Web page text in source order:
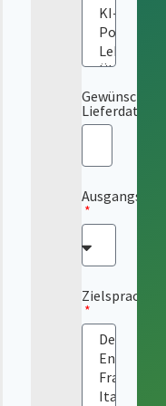
Gewünschtes
Lieferdatum
Zielsprache